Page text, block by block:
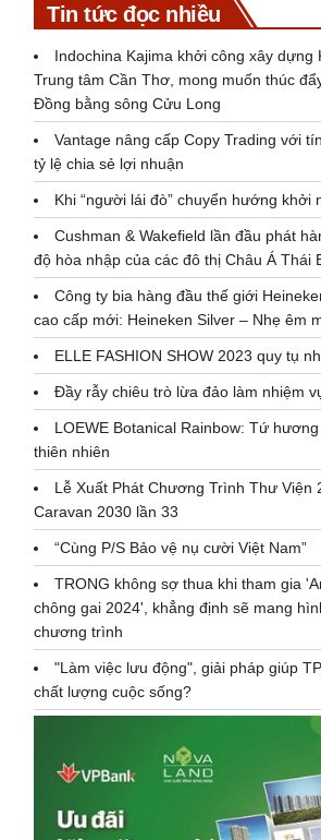
Tin tức đọc nhiều
Indochina Kajima khởi công xây dựng
Trung tâm Cần Thơ, mong muốn thúc
Đồng bằng sông Cửu Long
Vantage nâng cấp Copy Trading với
tỷ lệ chia sẻ lợi nhuận
Khi “người lái đò” chuyển hướng khởi
Cushman & Wakefield lần đầu phát
độ hòa nhập của các đô thị Châu Á Thái
Công ty bia hàng đầu thế giới
cao cấp mới: Heineken Silver – Nhẹ êm
ELLE FASHION SHOW 2023 quy tụ
Đầy rẫy chiêu trò lừa đảo làm nhiệm
LOEWE Botanical Rainbow: Tứ
thiên nhiên
Lễ Xuất Phát Chương Trình Thư Viện
Caravan 2030 lần 33
“Cùng P/S Bảo vệ nụ cười Việt Nam”
TRONG không sợ thua khi tham gia
chông gai 2024', khẳng định sẽ mang
chương trình
"Làm việc lưu động", giải pháp giúp
chất lượng cuộc sống?